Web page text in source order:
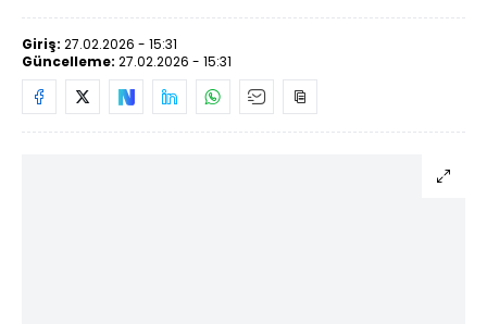
Giriş: 27.02.2026 - 15:31
Güncelleme: 27.02.2026 - 15:31